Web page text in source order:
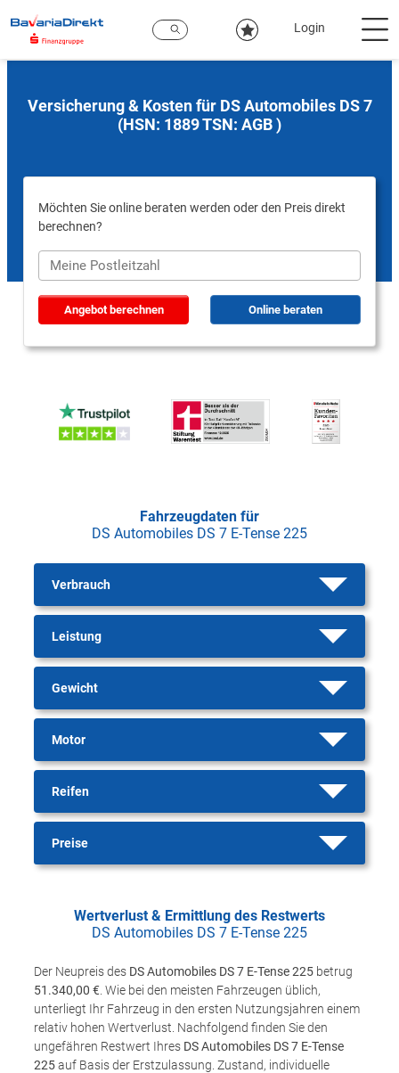
Hauptinhalt
Login
Versicherung & Kosten für DS Automobiles DS 7
(HSN: 1889 TSN: AGB )
Möchten Sie online beraten werden oder den Preis direkt
berechnen?
Angebot berechnen Online beraten
Fahrzeugdaten für
DS Automobiles DS 7 E-Tense 225
Verbrauch
Leistung
Gewicht
Motor
Reifen
Preise
Wertverlust & Ermittlung des Restwerts
DS Automobiles DS 7 E-Tense 225
Der Neupreis des DS Automobiles DS 7 E-Tense 225 betrug
51.340,00 € . Wie bei den meisten Fahrzeugen üblich,
unterliegt Ihr Fahrzeug in den ersten Nutzungsjahren einem
relativ hohen Wertverlust. Nachfolgend finden Sie den
ungefähren Restwert Ihres DS Automobiles DS 7 E-Tense
225auf Basis der Erstzulassung. Zustand, individuelle